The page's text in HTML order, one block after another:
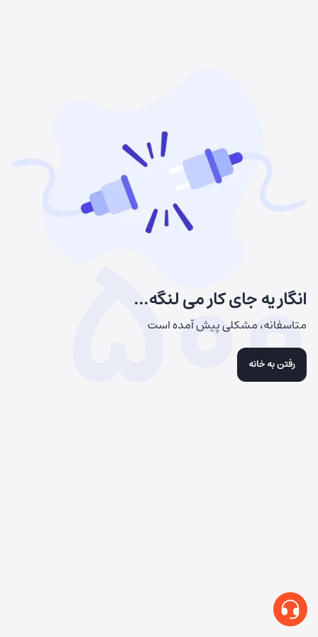
انگار یه جای کار می لنگه...
متاسفانه، مشکلی پیش آمده است
رفتن به خانه
500